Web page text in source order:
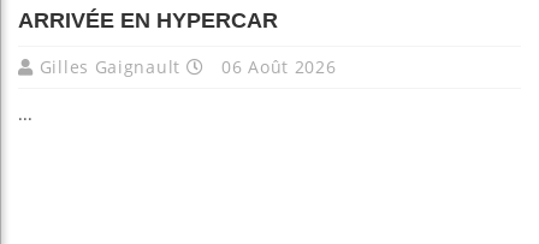
ARRIVÉE EN HYPERCAR
Gilles Gaignault 06 Août 2026
...